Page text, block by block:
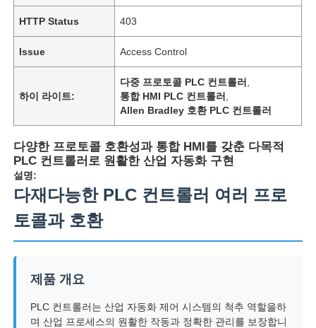
HTTP Status 403
Issue Access Control
하이 라이트:
다중 프로토콜 PLC 컨트롤러
통합 HMI PLC 컨트롤러
Allen Bradley 호환 PLC 컨트롤러
다양한 프로토콜 호환성과 통합 HMI를 갖춘 다목적
PLC 컨트롤러로 원활한 산업 자동화 구현
설명:
다재다능한 PLC 컨트롤러 여러 프로
토콜과 호환
제품 개요
PLC 컨트롤러는 산업 자동화 제어 시스템의 척추 역할을하
며 산업 프로세스의 원활한 작동과 정확한 관리를 보장합니